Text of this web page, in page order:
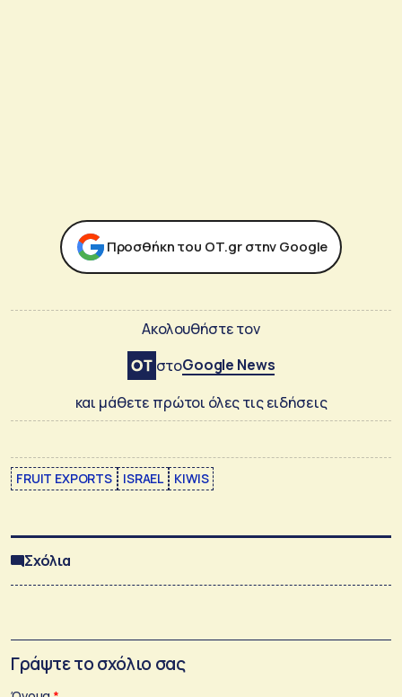
Προσθήκη του ΟΤ.gr στην Google
Ακολουθήστε τον
στοGoogle News
και μάθετε πρώτοι όλες τις ειδήσεις
FRUIT EXPORTS ISRAEL KIWIS
Σχόλια
Γράψτε το σχόλιο σας